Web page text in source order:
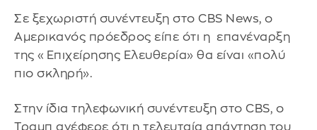
Σε ξεχωριστή συνέντευξη στο CBS News, ο
Αμερικανός πρόεδρος είπε ότι η επανέναρξη
της «Επιχείρησης Ελευθερία» θα είναι «πολύ
πιο σκληρή».
Στην ίδια τηλεφωνική συνέντευξη στο CBS, ο
Τραμπ ανέφερε ότι η τελευταία απάντηση του